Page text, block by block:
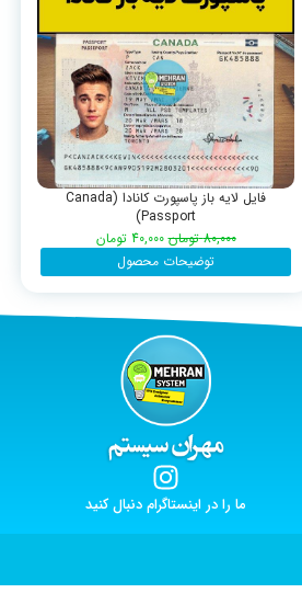
فایل لایه باز پاسپورت کانادا (Canada
Passport)
80,000 تومان 40,000 تومان
توضیحات محصول
ما را در اینستاگرام دنبال کنید